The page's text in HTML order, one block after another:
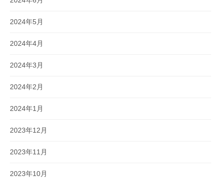
2024年5月
2024年4月
2024年3月
2024年2月
2024年1月
2023年12月
2023年11月
2023年10月